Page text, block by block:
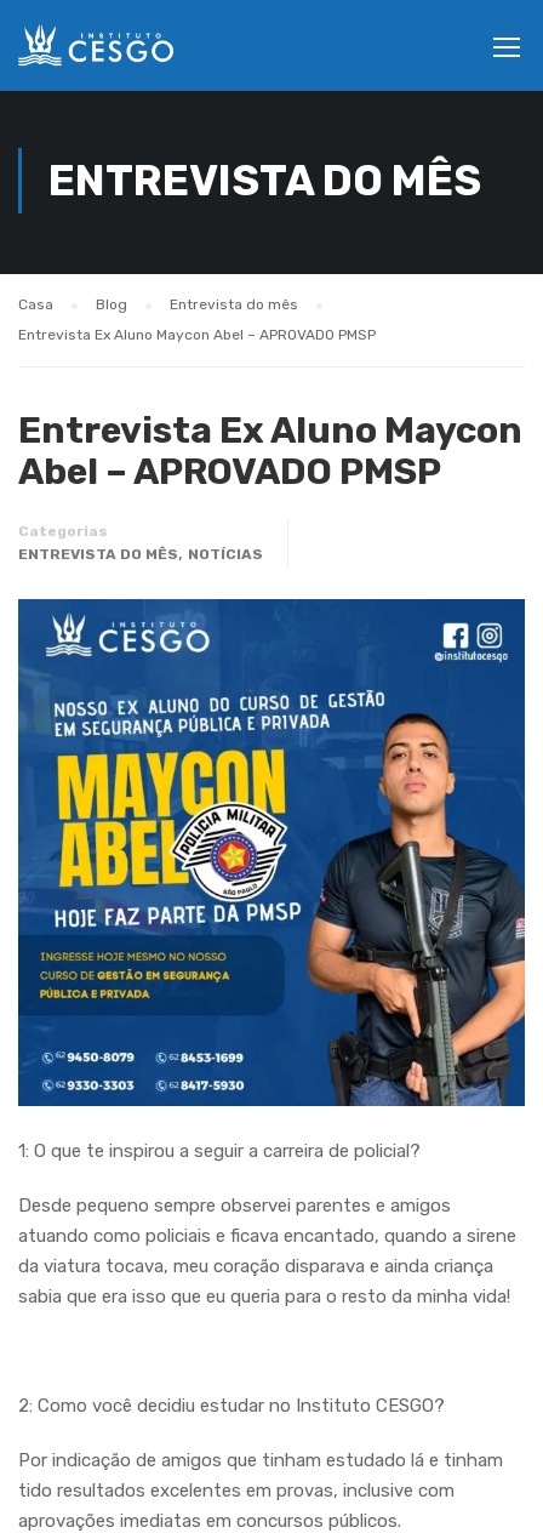
ENTREVISTA DO MÊS
Casa Blog
Entrevista do mês
Entrevista Ex Aluno Maycon Abel – APROVADO PMSP
Entrevista Ex Aluno Maycon
Abel – APROVADO PMSP
Categorias
ENTREVISTA DO MÊS, NOTÍCIAS
1: O que te inspirou a seguir a carreira de policial?
Desde pequeno sempre observei parentes e amigos
atuando como policiais e ficava encantado, quando a sirene
da viatura tocava, meu coração disparava e ainda criança
sabia que era isso que eu queria para o resto da minha vida!
2: Como você decidiu estudar no Instituto CESGO?
Por indicação de amigos que tinham estudado lá e tinham
tido resultados excelentes em provas, inclusive com
aprovações imediatas em concursos públicos.